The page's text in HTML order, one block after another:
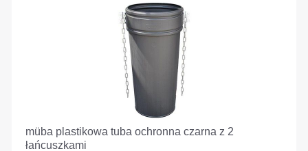
müba plastikowa tuba ochronna czarna z 2
łańcuszkami